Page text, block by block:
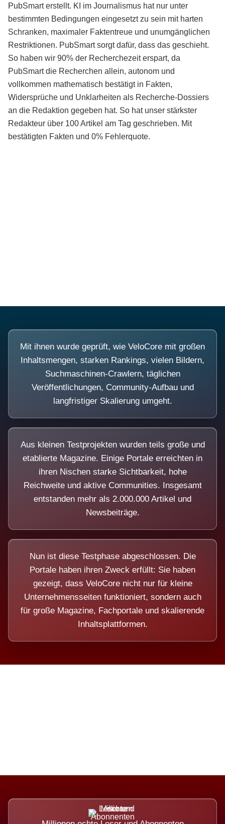
PubSmart erstellt. KI im Journalismus hat nur unter
bestimmten Bedingungen eingesetzt zu sein mit harten
Schranken, maximaler Faktentreue und unumgänglichen
Restriktionen. PubSmart sorgt dafür, dass das geschieht.
So haben wir 90% der Recherchezeit erspart, da
PubSmart die Recherchen allein, autonom und
vollkommen mathematisch bestätigt in Fakten,
Widersprüche und Unklarheiten als Recherche-Dossiers
an die Redaktion gegeben hat. So hat unser stärkster
Redakteur über 100 Artikel am Tag geschrieben. Mit
bestätigten Fakten und 0% Fehlerquote.
Mit ihnen wurde geprüft, wie VeloCore mit großen
Inhaltsmengen, starken Rankings, vielen Bildern,
Suchmaschinen-Crawlern, täglichen
Veröffentlichungen, Community-Aufbau und
langfristiger Skalierung umgeht.
Aus kleinen Testprojekten wurden teils große und
etablierte Magazine. Einige Portale erreichten in
ihren Nischen starke Sichtbarkeit, hohe
Reichweite und aktive Communities. Insgesamt
entstanden mehr als 2.000.000 Artikel und
Newsbeiträge.
Nun ist diese Testphase abgeschlossen. Die
Portale haben ihren Zweck erfüllt: Sie haben
gezeigt, dass VeloCore nicht nur für kleine
Unternehmensseiten funktioniert, sondern auch
für große Magazine, Fachportale und skalierende
Inhaltsplattformen.